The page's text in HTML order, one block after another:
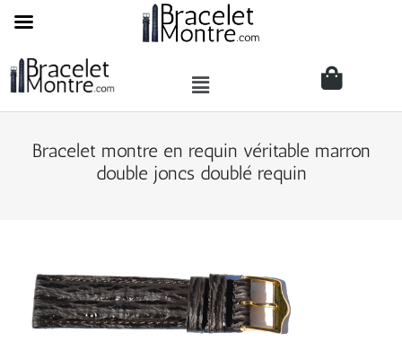
Bracelet montre en requin véritable marron
double joncs doublé requin